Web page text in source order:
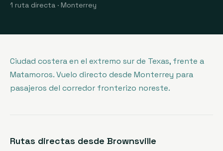
1 ruta directa · Monterrey
Ciudad costera en el extremo sur de Texas, frente a
Matamoros. Vuelo directo desde Monterrey para
pasajeros del corredor fronterizo noreste.
Rutas directas desde Brownsville